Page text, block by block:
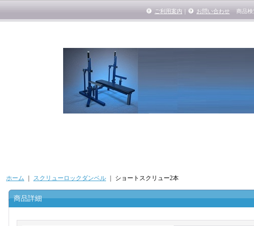
ご利用案内 ｜ お問い合わせ 商品検
ホーム スクリューロックダンベル ショートスクリュー2本
商品詳細